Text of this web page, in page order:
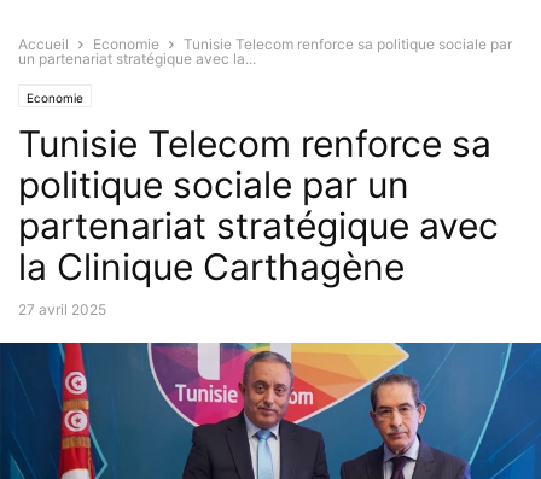
Accueil Economie
Tunisie Telecom renforce sa politique sociale par
un partenariat stratégique avec la...
Economie
Tunisie Telecom renforce sa
politique sociale par un
partenariat stratégique avec
la Clinique Carthagène
27 avril 2025